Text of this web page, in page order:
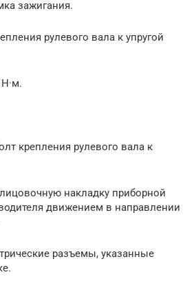
зажигания.
рулевого вала к упругой
крепления рулевого вала к
накладку приборной
движением в направлении
разъемы, указанные